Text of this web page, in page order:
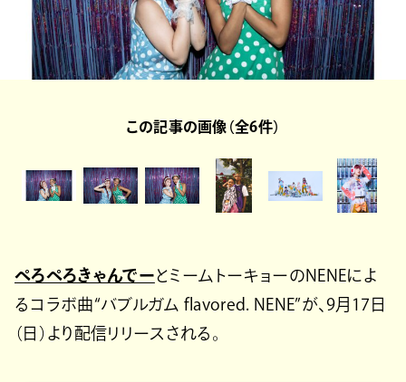
この記事の画像（全6件）
ぺろぺろきゃんでーとミームトーキョーのNENEによ
るコラボ曲“バブルガム flavored. NENE”が、9月17日
（日）より配信リリースされる。